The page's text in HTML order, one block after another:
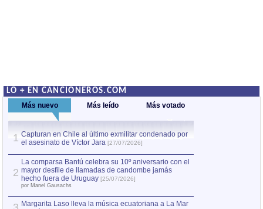
LO + EN CANCIONEROS.COM
Más nuevo Más leído Más votado
1 Capturan en Chile al último exmilitar condenado por
el asesinato de Víctor Jara [27/07/2026]
2
La comparsa Bantú celebra su 10º aniversario con el
mayor desfile de llamadas de candombe jamás
hecho fuera de Uruguay [25/07/2026]
por Manel Gausachs
Margarita Laso lleva la música ecuatoriana a La Mar